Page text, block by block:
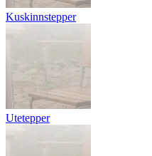
Kuskinnstepper
Utetepper